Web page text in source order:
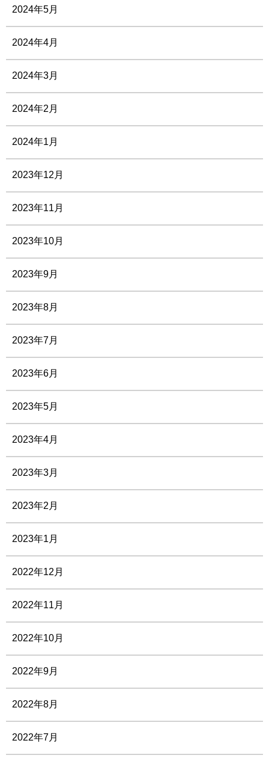
2024年5月
2024年4月
2024年3月
2024年2月
2024年1月
2023年12月
2023年11月
2023年10月
2023年9月
2023年8月
2023年7月
2023年6月
2023年5月
2023年4月
2023年3月
2023年2月
2023年1月
2022年12月
2022年11月
2022年10月
2022年9月
2022年8月
2022年7月